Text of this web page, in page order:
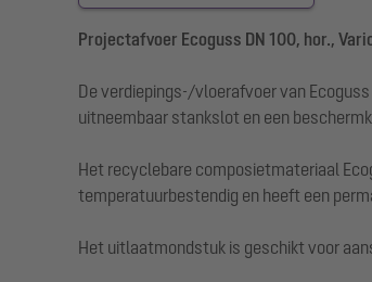
Projectafvoer Ecoguss DN 100, hor.,
De verdiepings-/vloerafvoer van
uitneembaar stankslot en een
Het recyclebare composietmateriaal
temperatuurbestendig en heeft een
Het uitlaatmondstuk is geschikt voor